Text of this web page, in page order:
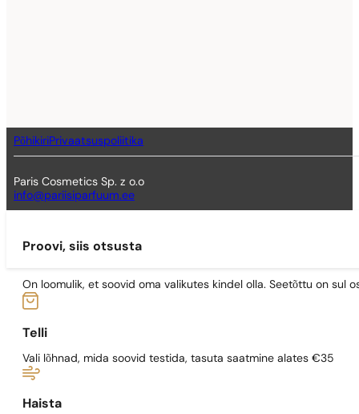
PõhikiriPrivaatsuspoliitika
Paris Cosmetics Sp. z o.o
info@pariisiparfuum.ee
Proovi, siis otsusta
On loomulik, et soovid oma valikutes kindel olla. Seetõttu on sul
Telli
Vali lõhnad, mida soovid testida, tasuta saatmine alates €35
Haista